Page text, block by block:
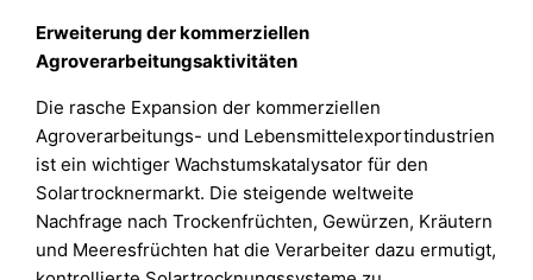
Erweiterung der kommerziellen
Agroverarbeitungsaktivitäten
Die rasche Expansion der kommerziellen
Agroverarbeitungs- und Lebensmittelexportindustrien
ist ein wichtiger Wachstumskatalysator für den
Solartrocknermarkt. Die steigende weltweite
Nachfrage nach Trockenfrüchten, Gewürzen, Kräutern
und Meeresfrüchten hat die Verarbeiter dazu ermutigt,